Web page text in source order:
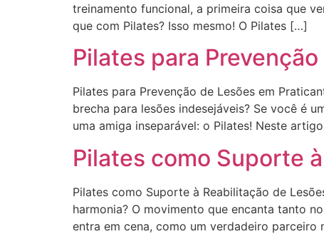
treinamento funcional, a primeira coisa que
que com Pilates? Isso mesmo! O Pilates […]
Pilates para
Pilates para Prevenção de Lesões em
brecha para lesões indesejáveis? Se você é
uma amiga inseparável: o Pilates! Neste
Pilates como Suporte
Pilates como Suporte à Reabilitação de
harmonia? O movimento que encanta tanto
entra em cena, como um verdadeiro